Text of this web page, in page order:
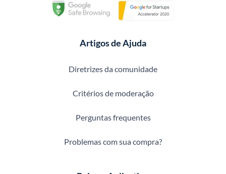
Artigos de Ajuda
Diretrizes da comunidade
Critérios de moderação
Perguntas frequentes
Problemas com sua compra?